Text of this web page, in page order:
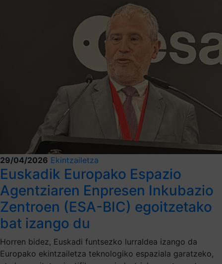
29/04/2026 Ekintzailetza
Euskadik Europako Espazio
Agentziaren Enpresen Inkubazio
Zentroen (ESA-BIC) egoitzetako
bat izango du
Horren bidez, Euskadi funtsezko lurraldea izango da
Europako ekintzailetza teknologiko espaziala garatzeko,